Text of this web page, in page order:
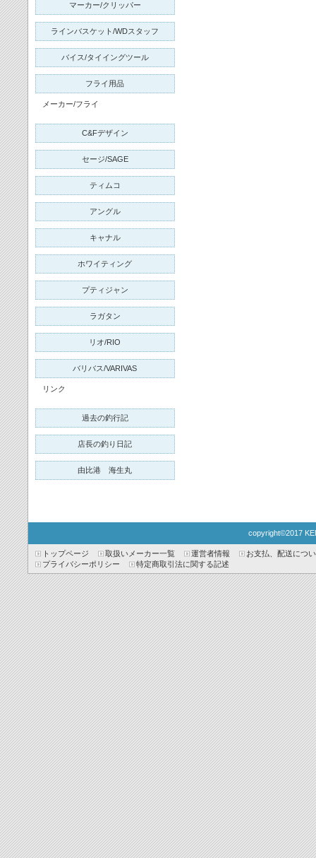
マーカー/クリッパー
ラインバスケット/WDスタッフ
バイス/タイイングツール
フライ用品
メーカー/フライ
C&Fデザイン
セージ/SAGE
ティムコ
アングル
キャナル
ホワイティング
プティジャン
ラガタン
リオ/RIO
バリバス/VARIVAS
リンク
過去の釣行記
店長の釣り日記
由比港 海生丸
copyright©2017
トップページ 取扱いメーカー一覧 運営者情報
お支払、配送につ
プライバシーポリシー
特定商取引法に関する記述